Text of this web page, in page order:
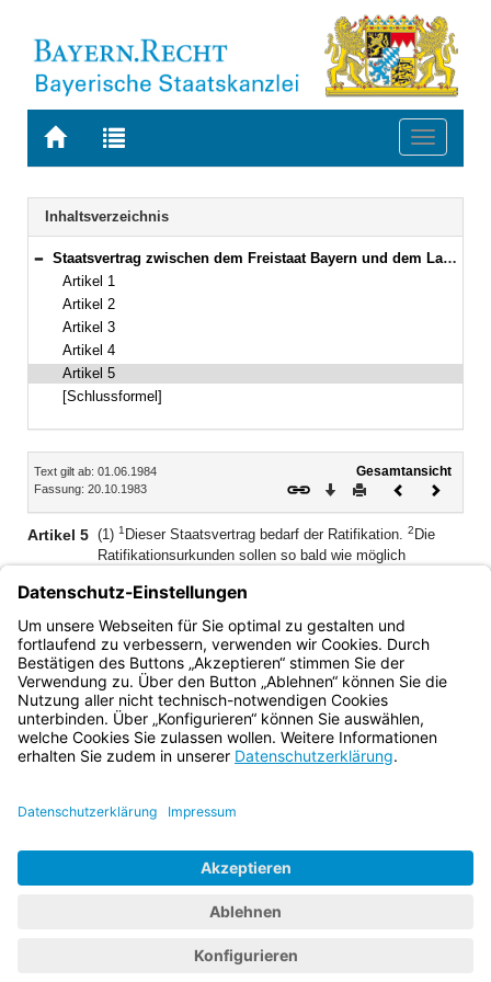
Zur
BAYERN.RECHT
Zur
letzten
Suche
Toggle
Navigation
Inhaltsverzeichnis
Bereich reduzieren
Staatsvertrag zwischen dem Freistaat Bayern und dem Land Baden-Württemberg über die Festlegung der Landesgrenze im Main Vom 20. Oktober 1983 (Art. 1–5)
Artikel 1
Artikel 2
Artikel 3
Artikel 4
Artikel 5
[Schlussformel]
Inhalt
Text gilt ab: 01.06.1984
Fassung: 20.10.1983
Gesamtansicht
Download
DruckenVorheriges
Artikel 5 (1) 1 Dieser Staatsvertrag bedarf der Ratifikation. 2 Die
Ratifikationsurkunden sollen so bald wie möglich
(2) Dieser Staatsvertrag tritt am ersten Tag des dem
Austausch der Ratifikationsurkunden folgenden
Kalendermonats in Kraft.
Bayern.de
BayernPortal
Impressum